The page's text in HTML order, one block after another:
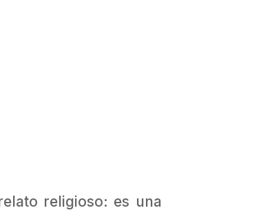
religioso: es una